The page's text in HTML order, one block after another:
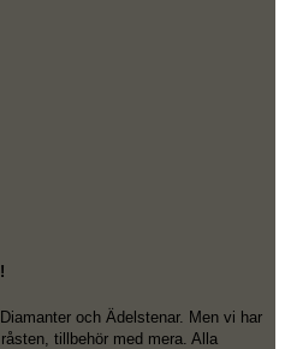
och Ädelstenar. Men vi har
tillbehör med mera. Alla